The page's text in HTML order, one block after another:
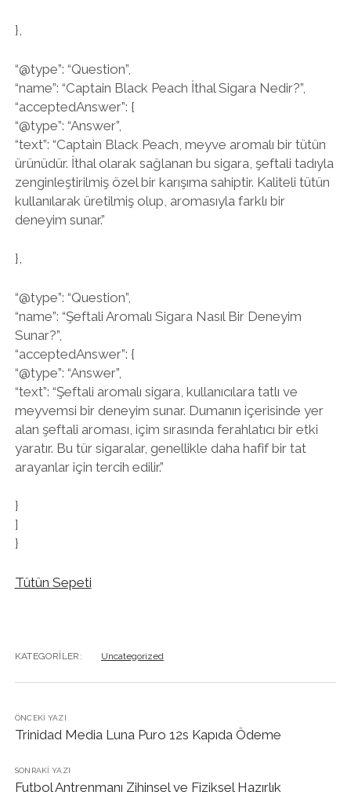
},
“@type”: “Question”,
“name”: “Captain Black Peach İthal Sigara Nedir?”,
“acceptedAnswer”: {
“@type”: “Answer”,
“text”: “Captain Black Peach, meyve aromalı bir tütün
ürünüdür. İthal olarak sağlanan bu sigara, şeftali tadıyla
zenginleştirilmiş özel bir karışıma sahiptir. Kaliteli tütün
kullanılarak üretilmiş olup, aromasıyla farklı bir
deneyim sunar.”
},
“@type”: “Question”,
“name”: “Şeftali Aromalı Sigara Nasıl Bir Deneyim
Sunar?”,
“acceptedAnswer”: {
“@type”: “Answer”,
“text”: “Şeftali aromalı sigara, kullanıcılara tatlı ve
meyvemsi bir deneyim sunar. Dumanın içerisinde yer
alan şeftali aroması, içim sırasında ferahlatıcı bir etki
yaratır. Bu tür sigaralar, genellikle daha hafif bir tat
arayanlar için tercih edilir.”
}
]
}
Tütün Sepeti
KATEGORILER: Uncategorized
ÖNCEKI YAZI
Trinidad Media Luna Puro 12s Kapıda Ödeme
SONRAKI YAZI
Futbol Antrenmanı Zihinsel ve Fiziksel Hazırlık